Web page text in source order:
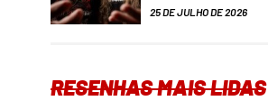
25 DE JULHO DE 2026
RESENHAS MAIS LIDAS